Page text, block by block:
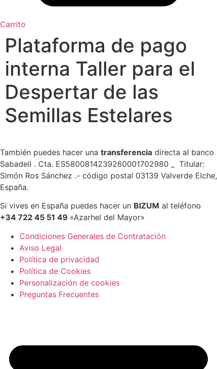
Carrito
Plataforma de pago
interna Taller para el
Despertar de las
Semillas Estelares
También puedes hacer una transferencia directa al banco
Sabadell . Cta. ES5800814239260001702980 _ Titular:
Simón Ros Sánchez .- código postal 03139 Valverde Elche,
España.
Si vives en España puedes hacer un BIZUM al teléfono
+34 722 45 51 49 «Azarhel del Mayor»
Condiciones Generales de Contratación
Aviso Legal
Política de privacidad
Política de Cookies
Personalización de cookies
Preguntas Frecuentes